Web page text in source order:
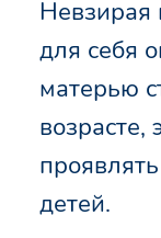
Невзирая
для себя
матерью
возрасте,
детей.